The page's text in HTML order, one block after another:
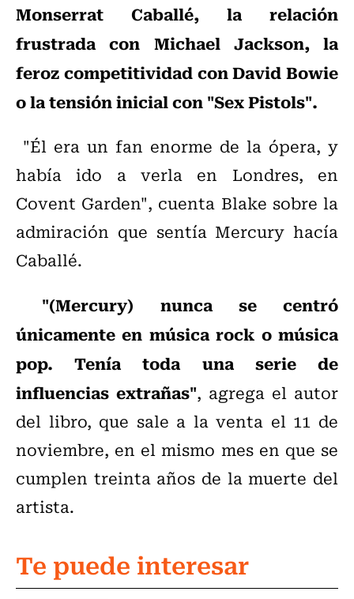
Monserrat Caballé, la relación
frustrada con Michael Jackson, la
feroz competitividad con David Bowie
o la tensión inicial con "Sex Pistols".
"Él era un fan enorme de la ópera, y
había ido a verla en Londres, en
Covent Garden", cuenta Blake sobre la
admiración que sentía Mercury hacía
Caballé.
"(Mercury) nunca se centró
únicamente en música rock o música
pop. Tenía toda una serie de
influencias extrañas", agrega el autor
del libro, que sale a la venta el 11 de
noviembre, en el mismo mes en que se
cumplen treinta años de la muerte del
artista.
Te puede interesar